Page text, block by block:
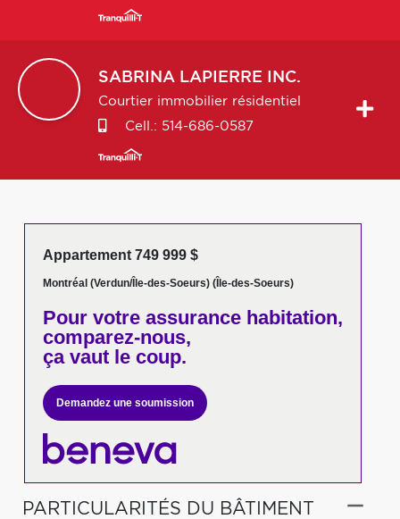
SABRINA LAPIERRE INC.
Courtier immobilier résidentiel
Cell.: 514-686-0587
Appartement 749 999 $
Montréal (Verdun/Île-des-Soeurs) (Île-des-Soeurs)
Pour votreassurance habitation,
comparez-nous,
ça vaut le coup.
Demandez une soumission
PARTICULARITÉS DU BÂTIMENT